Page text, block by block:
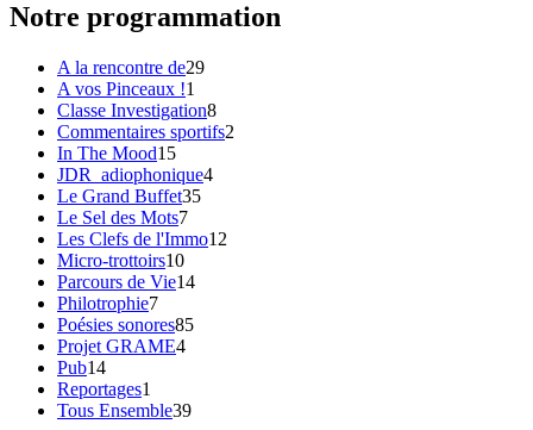
Notre programmation
A la rencontre de29
A vos Pinceaux !1
Classe Investigation8
Commentaires sportifs2
In The Mood15
JDR_adiophonique4
Le Grand Buffet35
Le Sel des Mots7
Les Clefs de l'Immo12
Micro-trottoirs10
Parcours de Vie14
Philotrophie7
Poésies sonores85
Projet GRAME4
Pub14
Reportages1
Tous Ensemble39